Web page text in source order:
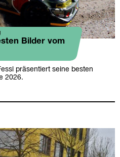
Bilder vom
präsentiert seine besten
2026.